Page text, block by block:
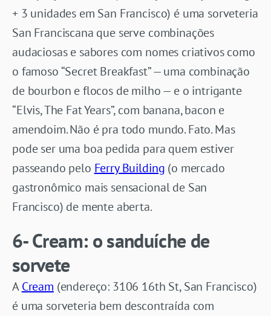
+ 3 unidades em San Francisco) é uma sorveteria
San Franciscana que serve combinações
audaciosas e sabores com nomes criativos como
o famoso “Secret Breakfast” — uma combinação
de bourbon e flocos de milho — e o intrigante
“Elvis, The Fat Years”, com banana, bacon e
amendoim. Não é pra todo mundo. Fato. Mas
pode ser uma boa pedida para quem estiver
passeando pelo Ferry Building (o mercado
gastronômico mais sensacional de San
Francisco) de mente aberta.
6- Cream: o sanduíche de
sorvete
ACream (endereço: 3106 16th St, San Francisco)
é uma sorveteria bem descontraída com